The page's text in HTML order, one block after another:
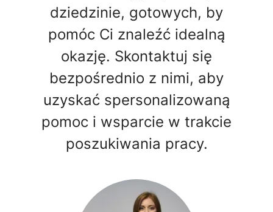
dziedzinie, gotowych, by
pomóc Ci znaleźć idealną
okazję. Skontaktuj się
bezpośrednio z nimi, aby
uzyskać spersonalizowaną
pomoc i wsparcie w trakcie
poszukiwania pracy.